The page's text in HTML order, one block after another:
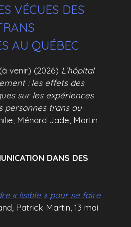
VÉCUES DES
AU QUÉBEC
venir) (2026) L’hôpital
: les effets des
sur les expériences
personnes trans au
Ménard Jade, Martin
DANS DES
« lisible » pour se faire
Patrick Martin, 13 mai